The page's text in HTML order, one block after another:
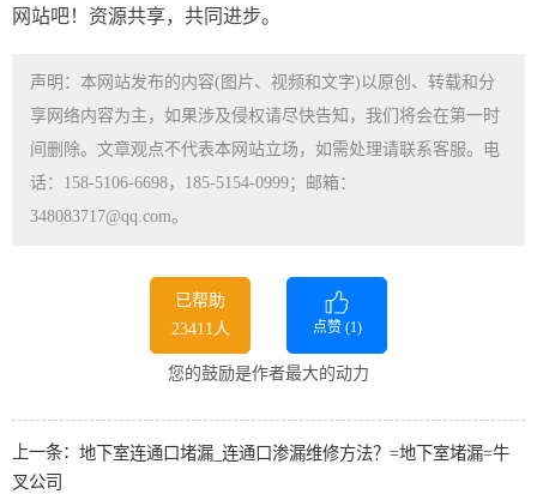
网站吧！资源共享，共同进步。
声明：本网站发布的内容(图片、视频和文字)以原创、转载和分
享网络内容为主，如果涉及侵权请尽快告知，我们将会在第一时
间删除。文章观点不代表本网站立场，如需处理请联系客服。电
话：158-5106-6698，185-5154-0999；邮箱：
348083717@qq.com。
已帮助
23411人
点赞 (1)
您的鼓励是作者最大的动力
上一条： 地下室连通口堵漏_连通口渗漏维修方法？=地下室堵漏=牛
叉公司